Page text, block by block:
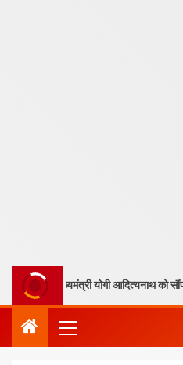
योगी आदित्यनाथ को सौंपा मांग पत्र